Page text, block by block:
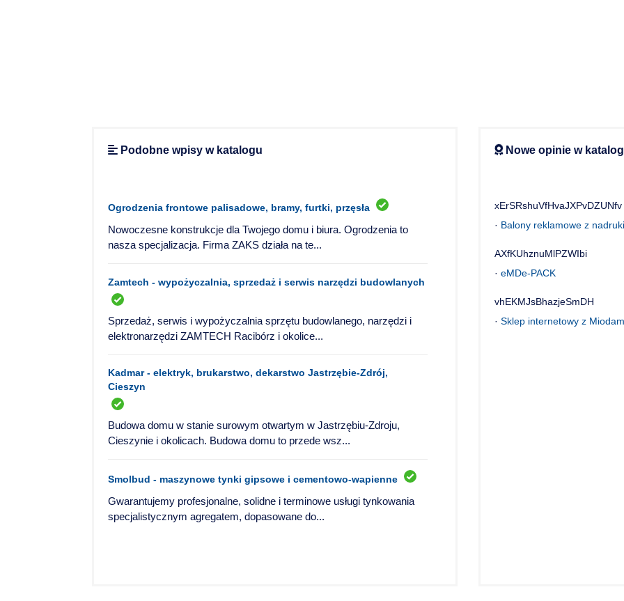
Podobne wpisy w katalogu
Ogrodzenia frontowe palisadowe, bramy, furtki, przęsła
Nowoczesne konstrukcje dla Twojego domu i biura. Ogrodzenia to
nasza specjalizacja. Firma ZAKS działa na te...
Zamtech - wypożyczalnia, sprzedaż i serwis narzędzi budowlanych
Sprzedaż, serwis i wypożyczalnia sprzętu budowlanego, narzędzi i
elektronarzędzi ZAMTECH Racibórz i okolice...
Kadmar - elektryk, brukarstwo, dekarstwo Jastrzębie-Zdrój,
Cieszyn
Budowa domu w stanie surowym otwartym w Jastrzębiu-Zdroju,
Cieszynie i okolicach. Budowa domu to przede wsz...
Smolbud - maszynowe tynki gipsowe i cementowo-wapienne
Gwarantujemy profesjonalne, solidne i terminowe usługi tynkowania
specjalistycznym agregatem, dopasowane do...
Nowe opinie w
xErSRshuVfHvaJXPvDZUNfv
· Balony reklamowe z
AXfKUhznuMlPZWIbi
· eMDe-PACK
vhEKMJsBhazjeSmDH
· Sklep internetowy z